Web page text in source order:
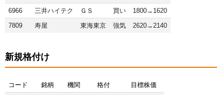
6966
三井ハイテク ＧＳ 買い
1800→1620
7809
寿屋 東海東京 強気 2620→2140
新規格付け
コード 銘柄 機関 格付
目標株価